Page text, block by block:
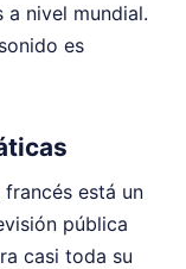
nivel mundial.
es
está un
pública
casi toda su